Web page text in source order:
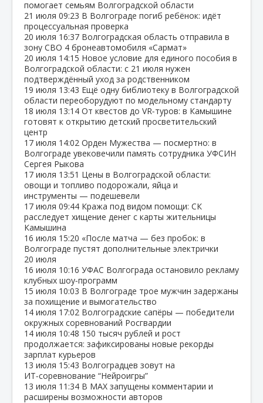
помогает семьям Волгоградской области
21 июля 09:23 В Волгограде погиб ребёнок: идёт
процессуальная проверка
20 июля 16:37 Волгоградская область отправила в
зону СВО 4 бронеавтомобиля «Сармат»
20 июля 14:15 Новое условие для единого пособия в
Волгоградской области: с 21 июля нужен
подтверждённый уход за родственником
19 июля 13:43 Ещё одну библиотеку в Волгоградской
области переоборудуют по модельному стандарту
18 июля 13:14 От квестов до VR‑туров: в Камышине
готовят к открытию детский просветительский
центр
17 июля 14:02 Орден Мужества — посмертно: в
Волгограде увековечили память сотрудника УФСИН
Сергея Рыкова
17 июля 13:51 Цены в Волгоградской области:
овощи и топливо подорожали, яйца и
инструменты — подешевели
17 июля 09:44 Кража под видом помощи: СК
расследует хищение денег с карты жительницы
Камышина
16 июля 15:20 «После матча — без пробок: в
Волгограде пустят дополнительные электрички
20 июля
16 июля 10:16 УФАС Волгограда остановило рекламу
клубных шоу‑программ
15 июля 10:03 В Волгограде трое мужчин задержаны
за похищение и вымогательство
14 июля 17:02 Волгоградские сапёры — победители
окружных соревнований Росгвардии
14 июля 10:48 150 тысяч рублей и рост
продолжается: зафиксированы новые рекорды
зарплат курьеров
13 июля 15:43 Волгоградцев зовут на
ИТ‑соревнование “Нейроигры”
13 июля 11:34 В МАХ запущены комментарии и
расширены возможности авторов